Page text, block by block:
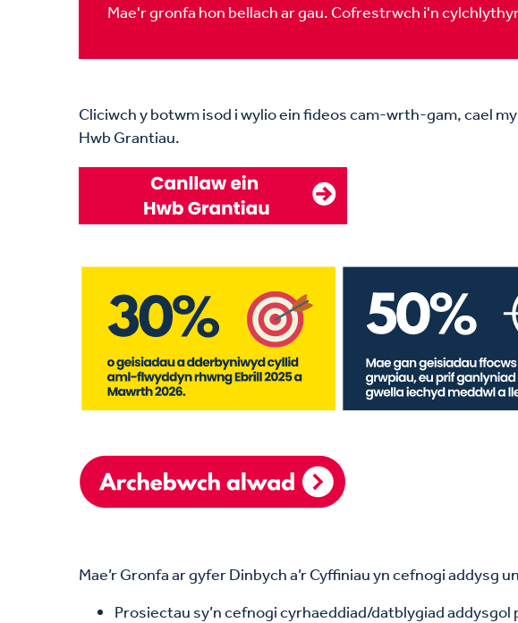
Mae'r gronfa hon bellach ar gau. Cofrestrwch i'n
Cliciwch y botwm isod i wylio ein fideos cam-wrth-gam, cael
Hwb Grantiau.
Mae’r Gronfa ar gyfer Dinbych a’r Cyffiniau yn cefnogi addysg
Prosiectau sy’n cefnogi cyrhaeddiad/datblygiad addysgol